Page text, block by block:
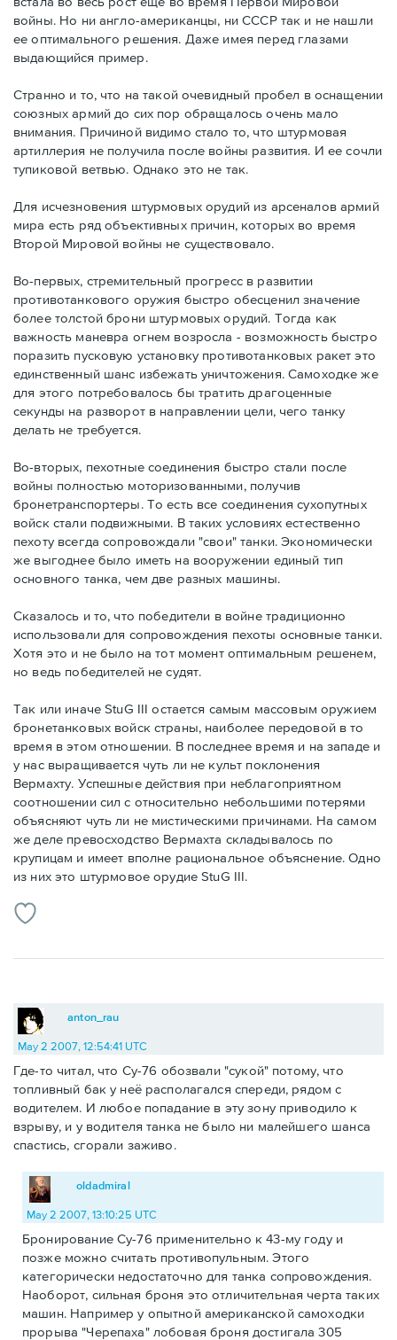
войны. Но ни англо-американцы, ни СССР так и не нашли
ее оптимального решения. Даже имея перед глазами
выдающийся пример.
Странно и то, что на такой очевидный пробел в оснащении
союзных армий до сих пор обращалось очень мало
внимания. Причиной видимо стало то, что штурмовая
артиллерия не получила после войны развития. И ее сочли
тупиковой ветвью. Однако это не так.
Для исчезновения штурмовых орудий из арсеналов армий
мира есть ряд объективных причин, которых во время
Второй Мировой войны не существовало.
Во-первых, стремительный прогресс в развитии
противотанкового оружия быстро обесценил значение
более толстой брони штурмовых орудий. Тогда как
важность маневра огнем возросла - возможность быстро
поразить пусковую установку противотанковых ракет это
единственный шанс избежать уничтожения. Самоходке же
для этого потребовалось бы тратить драгоценные
секунды на разворот в направлении цели, чего танку
делать не требуется.
Во-вторых, пехотные соединения быстро стали после
войны полностью моторизованными, получив
бронетранспортеры. То есть все соединения сухопутных
войск стали подвижными. В таких условиях естественно
пехоту всегда сопровождали "свои" танки. Экономически
же выгоднее было иметь на вооружении единый тип
основного танка, чем две разных машины.
Сказалось и то, что победители в войне традиционно
использовали для сопровождения пехоты основные танки.
Хотя это и не было на тот момент оптимальным решенем,
но ведь победителей не судят.
Так или иначе StuG III остается самым массовым оружием
бронетанковых войск страны, наиболее передовой в то
время в этом отношении. В последнее время и на западе и
у нас выращивается чуть ли не культ поклонения
Вермахту. Успешные действия при неблагоприятном
соотношении сил с относительно небольшими потерями
объясняют чуть ли не мистическими причинами. На самом
же деле превосходство Вермахта складывалось по
крупицам и имеет вполне рациональное объяснение. Одно
из них это штурмовое орудие StuG III.
anton_rau
May 2 2007, 12:54:41 UTC
Где-то читал, что Су-76 обозвали "сукой" потому, что
топливный бак у неё располагался спереди, рядом с
водителем. И любое попадание в эту зону приводило к
взрыву, и у водителя танка не было ни малейшего шанса
спастись, сгорали заживо.
oldadmiral
May 2 2007, 13:10:25 UTC
Бронирование Су-76 применительно к 43-му году и
позже можно считать противопульным. Этого
категорически недостаточно для танка сопровождения.
Наоборот, сильная броня это отличительная черта таких
машин. Например у опытной американской самоходки
прорыва "Черепаха" лобовая броня достигала 305